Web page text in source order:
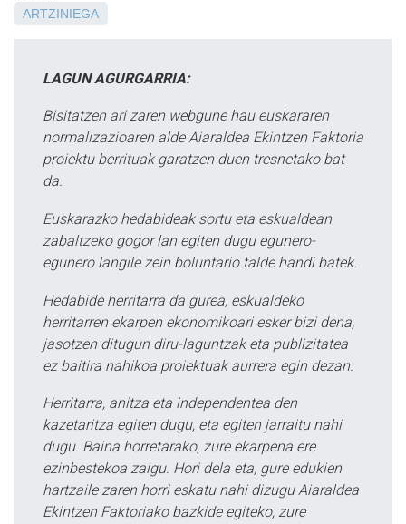
ARTZINIEGA
LAGUN AGURGARRIA:
Bisitatzen ari zaren webgune hau euskararen
normalizazioaren alde Aiaraldea Ekintzen Faktoria
proiektu berrituak garatzen duen tresnetako bat
da.
Euskarazko hedabideak sortu eta eskualdean
zabaltzeko gogor lan egiten dugu egunero-
egunero langile zein boluntario talde handi batek.
Hedabide herritarra da gurea, eskualdeko
herritarren ekarpen ekonomikoari esker bizi dena,
jasotzen ditugun diru-laguntzak eta publizitatea
ez baitira nahikoa proiektuak aurrera egin dezan.
Herritarra, anitza eta independentea den
kazetaritza egiten dugu, eta egiten jarraitu nahi
dugu. Baina horretarako, zure ekarpena ere
ezinbestekoa zaigu. Hori dela eta, gure edukien
hartzaile zaren horri eskatu nahi dizugu Aiaraldea
Ekintzen Faktoriako bazkide egiteko, zure